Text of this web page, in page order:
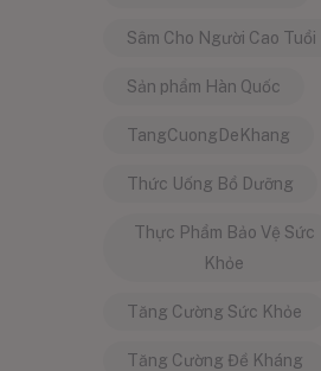
Sâm Cho Người Cao Tuổi
Sản phẩm Hàn Quốc
TangCuongDeKhang
Thức Uống Bổ Dưỡng
Thực Phẩm Bảo Vệ Sức
Khỏe
Tăng Cường Sức Khỏe
Tăng Cường Đề Kháng